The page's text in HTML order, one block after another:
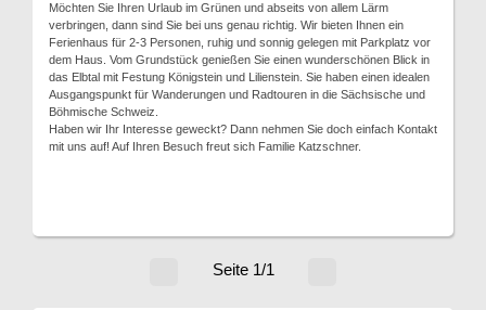
Möchten Sie Ihren Urlaub im Grünen und abseits von allem Lärm
verbringen, dann sind Sie bei uns genau richtig. Wir bieten Ihnen ein
Ferienhaus für 2-3 Personen, ruhig und sonnig gelegen mit Parkplatz vor
dem Haus. Vom Grundstück genießen Sie einen wunderschönen Blick in
das Elbtal mit Festung Königstein und Lilienstein. Sie haben einen idealen
Ausgangspunkt für Wanderungen und Radtouren in die Sächsische und
Böhmische Schweiz.
Haben wir Ihr Interesse geweckt? Dann nehmen Sie doch einfach Kontakt
mit uns auf! Auf Ihren Besuch freut sich Familie Katzschner.
Seite 1/1